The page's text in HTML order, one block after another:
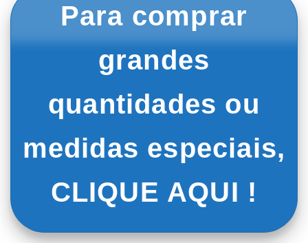
podem
página
produto
podem
produto
Para comprar
grandes
quantidades ou
medidas especiais,
CLIQUE AQUI !